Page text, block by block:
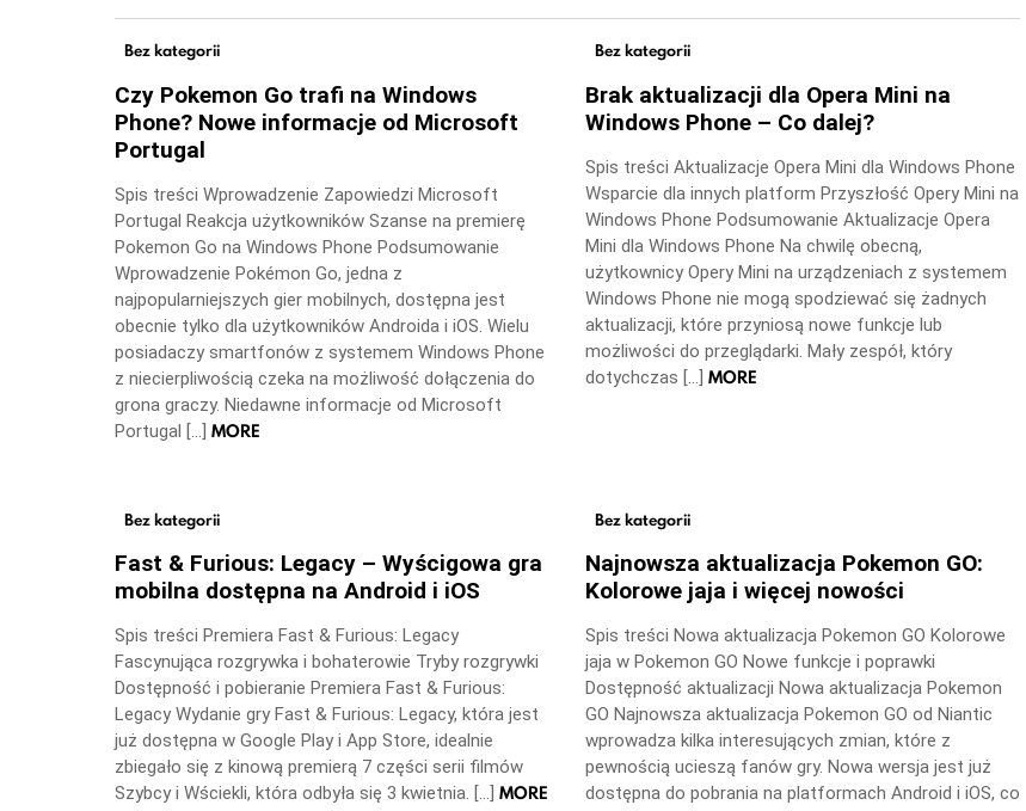
Bez kategorii
Czy Pokemon Go trafi na Windows
Phone? Nowe informacje od Microsoft
Portugal
Spis treści Wprowadzenie Zapowiedzi Microsoft
Portugal Reakcja użytkowników Szanse na premierę
Pokemon Go na Windows Phone Podsumowanie
Wprowadzenie Pokémon Go, jedna z
najpopularniejszych gier mobilnych, dostępna jest
obecnie tylko dla użytkowników Androida i iOS. Wielu
posiadaczy smartfonów z systemem Windows Phone
z niecierpliwością czeka na możliwość dołączenia do
grona graczy. Niedawne informacje od Microsoft
Portugal […] MORE
Bez kategorii
Brak aktualizacji dla Opera Mini na
Windows Phone – Co dalej?
Spis treści Aktualizacje Opera Mini dla Windows Phone
Wsparcie dla innych platform Przyszłość Opery Mini na
Windows Phone Podsumowanie Aktualizacje Opera
Mini dla Windows Phone Na chwilę obecną,
użytkownicy Opery Mini na urządzeniach z systemem
Windows Phone nie mogą spodziewać się żadnych
aktualizacji, które przyniosą nowe funkcje lub
możliwości do przeglądarki. Mały zespół, który
dotychczas […] MORE
Bez kategorii
Fast & Furious: Legacy – Wyścigowa gra
mobilna dostępna na Android i iOS
Spis treści Premiera Fast & Furious: Legacy
Fascynująca rozgrywka i bohaterowie Tryby rozgrywki
Dostępność i pobieranie Premiera Fast & Furious:
Legacy Wydanie gry Fast & Furious: Legacy, która jest
już dostępna w Google Play i App Store, idealnie
zbiegało się z kinową premierą 7 części serii filmów
Szybcy i Wściekli, która odbyła się 3 kwietnia. […] MORE
Bez kategorii
Najnowsza aktualizacja Pokemon GO:
Kolorowe jaja i więcej nowości
Spis treści Nowa aktualizacja Pokemon GO Kolorowe
jaja w Pokemon GO Nowe funkcje i poprawki
Dostępność aktualizacji Nowa aktualizacja Pokemon
GO Najnowsza aktualizacja Pokemon GO od Niantic
wprowadza kilka interesujących zmian, które z
pewnością ucieszą fanów gry. Nowa wersja jest już
dostępna do pobrania na platformach Android i iOS, co